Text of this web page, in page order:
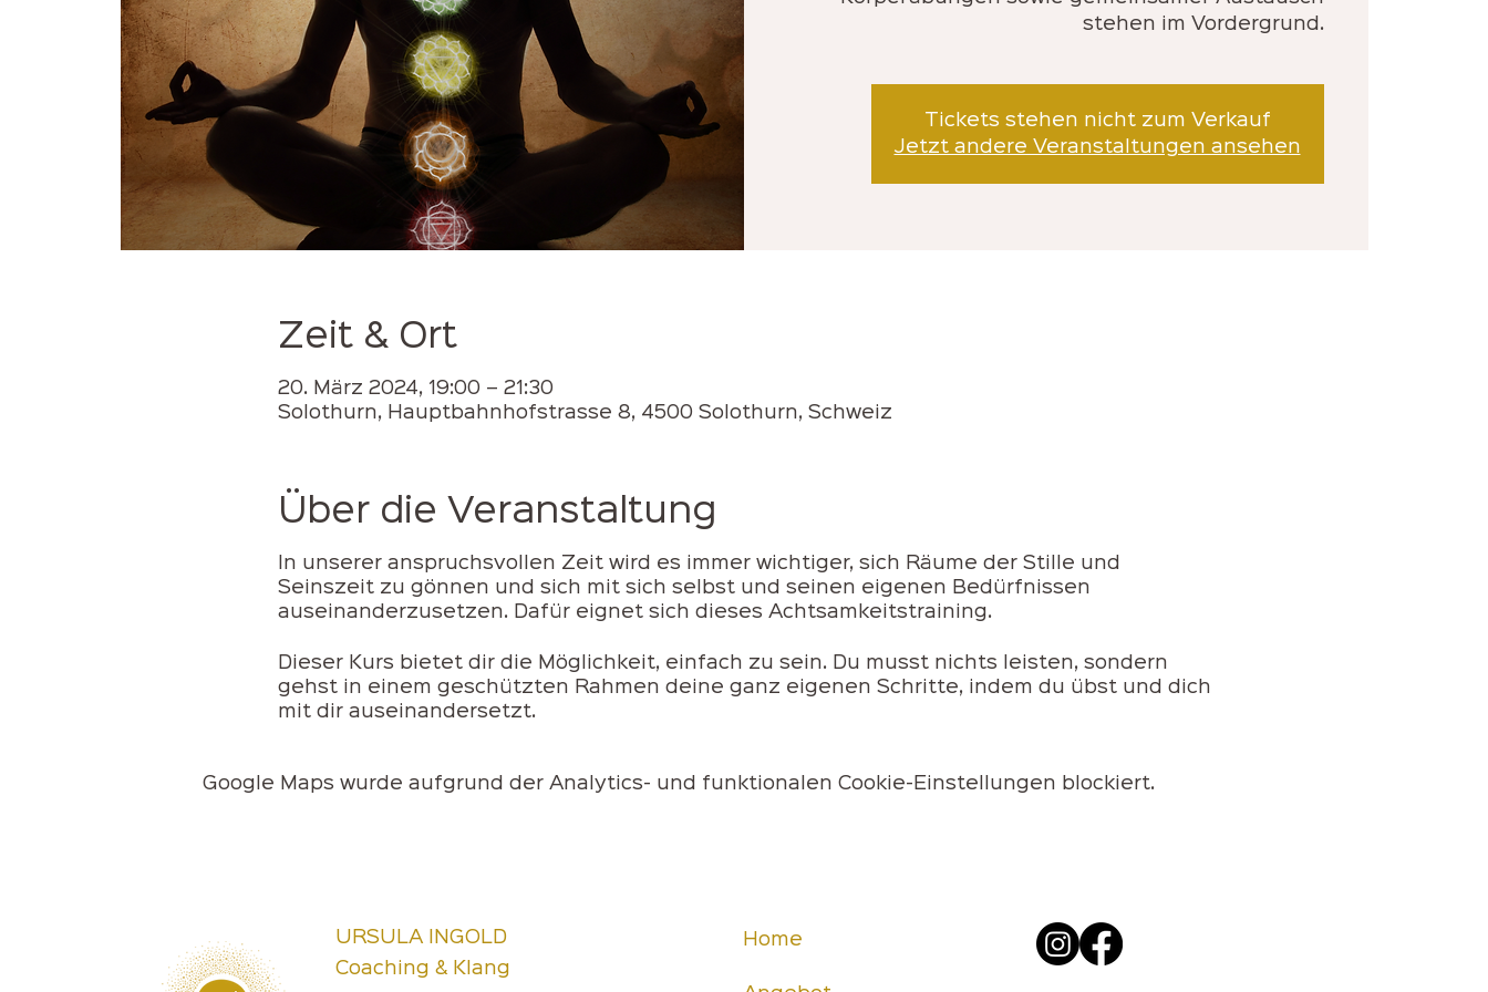
stehen im Vordergrund.
Tickets stehen nicht zum Verkauf
Jetzt andere Veranstaltungen ansehen
Zeit & Ort
20. März 2024, 19:00 – 21:30
Solothurn, Hauptbahnhofstrasse 8, 4500 Solothurn, Schweiz
Über die Veranstaltung
In unserer anspruchsvollen Zeit wird es immer wichtiger, sich Räume der Stille und
Seinszeit zu gönnen und sich mit sich selbst und seinen eigenen Bedürfnissen
auseinanderzusetzen. Dafür eignet sich dieses Achtsamkeitstraining.
Dieser Kurs bietet dir die Möglichkeit, einfach zu sein. Du musst nichts leisten, sondern
gehst in einem geschützten Rahmen deine ganz eigenen Schritte, indem du übst und dich
mit dir auseinandersetzt.
Google Maps wurde aufgrund der Analytics- und funktionalen Cookie-Einstellungen blockiert.
URSULA INGOLD
Coaching & Klang
Home